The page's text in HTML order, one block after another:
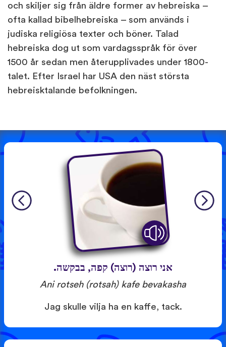
och skiljer sig från äldre former av hebreiska –
ofta kallad bibelhebreiska – som används i
judiska religiösa texter och böner. Talad
hebreiska dog ut som vardagsspråk för över
1500 år sedan men återupplivades under 1800-
talet. Efter Israel har USA den näst största
hebreisktalande befolkningen.
אני רוצה (רוצה) קפה, בבקשה.
Ani rotseh (rotsah) kafe bevakasha
Jag skulle vilja ha en kaffe, tack.